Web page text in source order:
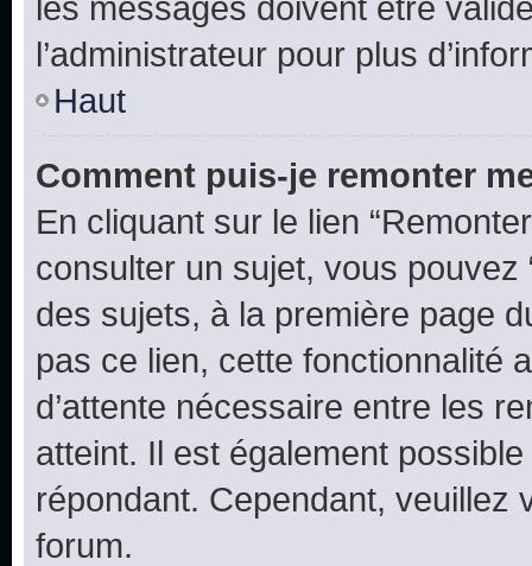
l’administrateur pour plus
Haut
Comment puis-je remonter
En cliquant sur le lien
consulter un sujet, vous pouvez
des sujets, à la première page
pas ce lien, cette fonctionnalité
d’attente nécessaire entre les
atteint. Il est également
répondant. Cependant,
forum.